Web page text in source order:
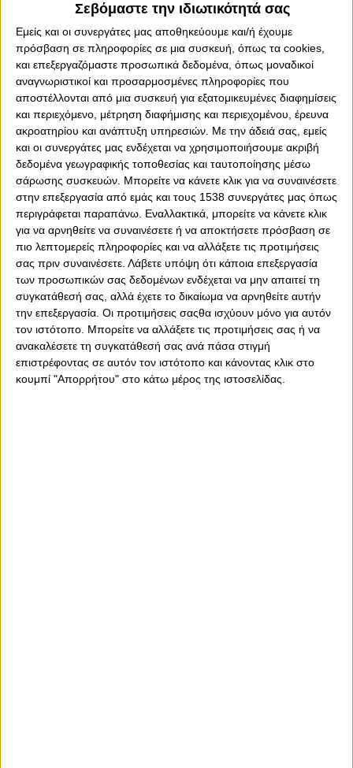
Σεβόμαστε την ιδιωτικότητά σας
Εμείς και οι συνεργάτες μας αποθηκεύουμε και/ή έχουμε
πρόσβαση σε πληροφορίες σε μια συσκευή, όπως τα cookies,
και επεξεργαζόμαστε προσωπικά δεδομένα, όπως μοναδικοί
αναγνωριστικοί και προσαρμοσμένες πληροφορίες που
αποστέλλονται από μια συσκευή για εξατομικευμένες διαφημίσεις
και περιεχόμενο, μέτρηση διαφήμισης και περιεχομένου, έρευνα
ακροατηρίου και ανάπτυξη υπηρεσιών. Με την άδειά σας, εμείς
και οι συνεργάτες μας ενδέχεται να χρησιμοποιήσουμε ακριβή
δεδομένα γεωγραφικής τοποθεσίας και ταυτοποίησης μέσω
σάρωσης συσκευών. Μπορείτε να κάνετε κλικ για να συναινέσετε
στην επεξεργασία από εμάς και τους 1538 συνεργάτες μας όπως
περιγράφεται παραπάνω. Εναλλακτικά, μπορείτε να κάνετε κλικ
για να αρνηθείτε να συναινέσετε ή να αποκτήσετε πρόσβαση σε
πιο λεπτομερείς πληροφορίες και να αλλάξετε τις προτιμήσεις
σας πριν συναινέσετε. Λάβετε υπόψη ότι κάποια επεξεργασία
των προσωπικών σας δεδομένων ενδέχεται να μην απαιτεί τη
συγκατάθεσή σας, αλλά έχετε το δικαίωμα να αρνηθείτε αυτήν
την επεξεργασία. Οι προτιμήσεις σαςθα ισχύουν μόνο για αυτόν
τον ιστότοπο. Μπορείτε να αλλάξετε τις προτιμήσεις σας ή να
ανακαλέσετε τη συγκατάθεσή σας ανά πάσα στιγμή
επιστρέφοντας σε αυτόν τον ιστότοπο και κάνοντας κλικ στο
κουμπί "Απορρήτου" στο κάτω μέρος της ιστοσελίδας.
0
Ό,τι και να μας λένε, όσο και να προσπαθούν να μας
πείσουν ότι έφτιαξαν ομάδες… ανταγωνιστικές, προς
τον Ολυμπιακό, δεν πείθουν. Ο θρύλος έχει ξεφύγει, έχει
αλλάξει επίπεδο. Και συνεχίζει να ανοίγει τη διαφορά
του, από τους ανταγωνιστές του, οι οποίοι δεν έχουν
τίποτε άλλο να επιδείξουν, πέρα από… προπαγάνδα,
σενάρια και… ανούσιες ιστορίες. Τις οποίες δεν πιστεύει
και κανείς, εντέλει…
Ο Θρύλος αρχίζει την προσπάθειά του, για να κατακτήσει
το 47ο πρωτάθλημα και παράλληλα να καταφέρει, στο